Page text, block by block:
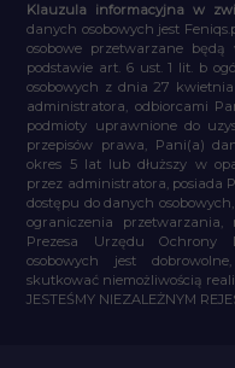
Klauzula informacyjna w
danych osobowych jest
osobowe przetwarzane
podstawie art. 6 ust. 1 lit. b
osobowych z dnia 27
administratora, odbiorcami
podmioty uprawnione do
przepisów prawa, Pani(a)
okres 5 lat lub dłuższy w
przez administratora, posiada
dostępu do danych
ograniczenia
Prezesa Urzędu Ochrony
osobowych jest
skutkować niemożliwością
JESTEŚMY NIEZALEŻNYM